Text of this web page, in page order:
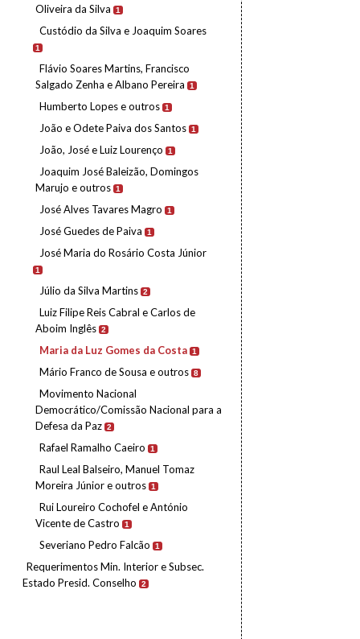
Oliveira da Silva
1
Custódio da Silva e Joaquim Soares
1
Flávio Soares Martins, Francisco
Salgado Zenha e Albano Pereira
1
Humberto Lopes e outros 1
João e Odete Paiva dos Santos 1
João, José e Luiz Lourenço 1
Joaquim José Baleizão, Domingos
Marujo e outros 1
José Alves Tavares Magro 1
José Guedes de Paiva 1
José Maria do Rosário Costa Júnior
1
Júlio da Silva Martins 2
Luiz Filipe Reis Cabral e Carlos de
Aboim Inglês 2
Maria da Luz Gomes da Costa 1
Mário Franco de Sousa e outros 8
Movimento Nacional
Democrático/Comissão Nacional para a
Defesa da Paz 2
Rafael Ramalho Caeiro 1
Raul Leal Balseiro, Manuel Tomaz
Moreira Júnior e outros 1
Rui Loureiro Cochofel e António
Vicente de Castro
1
Severiano Pedro Falcão 1
Requerimentos Min. Interior e Subsec.
Estado Presid. Conselho
2